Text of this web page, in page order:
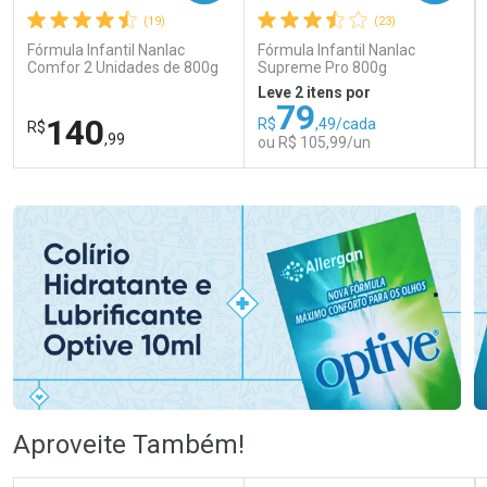
(19)
Fórmula Infantil Nanlac
Comfor 2 Unidades de 800g
R$140,99
(23)
Fórmula Infantil Nanlac
Supreme Pro 800g
Leve 2 itens por
R$79,49/cada
ou R$ 105,99/un
Laboratório
Por Menos
Aproveite Também!